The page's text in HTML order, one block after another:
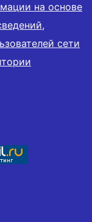
на основе
сети